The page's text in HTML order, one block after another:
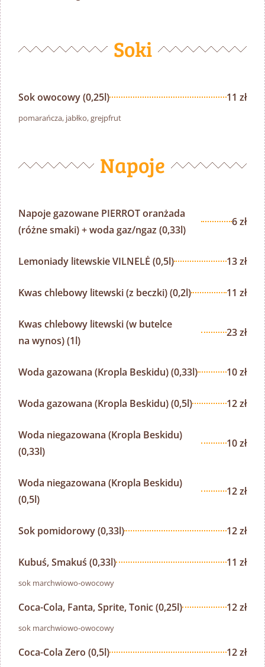
Soki
Sok owocowy (0,25l) 11 zł
pomarańcza, jabłko, grejpfrut
Napoje
Napoje gazowane PIERROT oranżada
(różne smaki) + woda gaz/ngaz (0,33l)
6 zł
Lemoniady litewskie VILNELĖ (0,5l) 13 zł
Kwas chlebowy litewski (z beczki) (0,2l) 11 zł
Kwas chlebowy litewski (w butelce
na wynos) (1l)
23 zł
Woda gazowana (Kropla Beskidu) (0,33l) 10 zł
Woda gazowana (Kropla Beskidu) (0,5l) 12 zł
Woda niegazowana (Kropla Beskidu)
(0,33l)
10 zł
Woda niegazowana (Kropla Beskidu)
(0,5l)
12 zł
Sok pomidorowy (0,33l) 12 zł
Kubuś, Smakuś (0,33l) 11 zł
sok marchwiowo-owocowy
Coca-Cola, Fanta, Sprite, Tonic (0,25l) 12 zł
sok marchwiowo-owocowy
Coca-Cola Zero (0,5l) 12 zł